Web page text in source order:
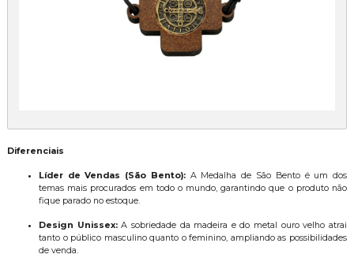
Diferenciais
Líder de Vendas (São Bento):A Medalha de São Bento é um dos
temas mais procurados em todo o mundo, garantindo que o produto não
fique parado no estoque.
Design Unissex:A sobriedade da madeira e do metal ouro velho atrai
tanto o público masculino quanto o feminino, ampliando as possibilidades
de venda.